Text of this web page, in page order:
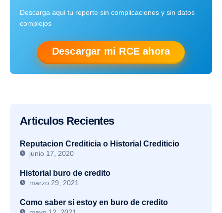
Descarga aqui tu reporte sin complicaciones y sin datos
complejos
Descargar mi RCE ahora
Articulos Recientes
Reputacion Crediticia o Historial Crediticio
junio 17, 2020
Historial buro de credito
marzo 29, 2021
Como saber si estoy en buro de credito